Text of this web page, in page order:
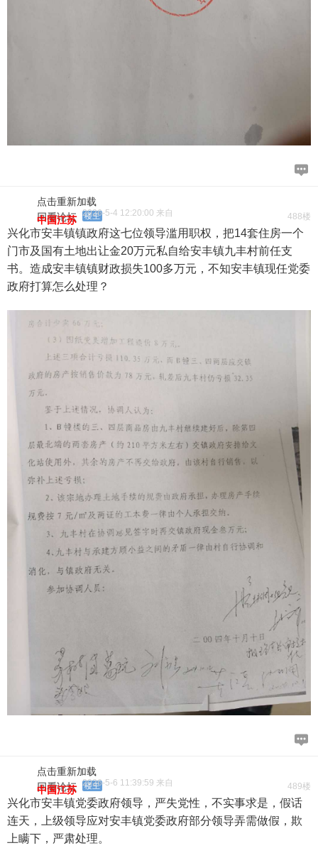
点击重新加载
488楼
回看论坛 楼主
2026-5-4 12:20:00 来自
中国江苏
兴化市安丰镇镇政府这七位领导滥用职权，把14套住房一个
门市及国有土地出让金20万元私自给安丰镇九丰村前任支
书。造成安丰镇镇财政损失100多万元，不知安丰镇现任党委
政府打算怎么处理？
点击重新加载
489楼
回看论坛 楼主
2026-5-6 11:39:59 来自
中国江苏
兴化市安丰镇党委政府领导，严失党性，不实事求是，假话
连天，上级领导应对安丰镇党委政府部分领导弄需做假，欺
上瞒下，严肃处理。